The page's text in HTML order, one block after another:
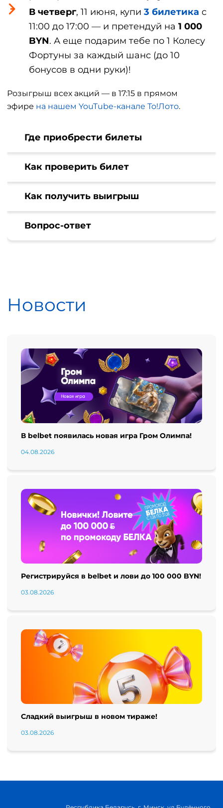
В четверг, 11 июня, купи 3 билетика c
11:00 до 17:00 — и претендуй на 1 000
BYN. А еще подарим тебе по 1 Колесу
Фортуны за каждый шанс (до 10
бонусов в одни руки)!
Розыгрыш всех акций — в 17:15 в прямом
эфире на нашем YouTube-канале То!Лото.
Где приобрести билеты
Как проверить билет
Как получить выигрыш
Вопрос-ответ
Новости
В belbet появилась новая игра Гром Олимпа!
04.08.2026
Регистрируйся в belbet и лови до 100 000 BYN!
03.08.2026
Сладкий выигрыш в новом тираже!
03.08.2026